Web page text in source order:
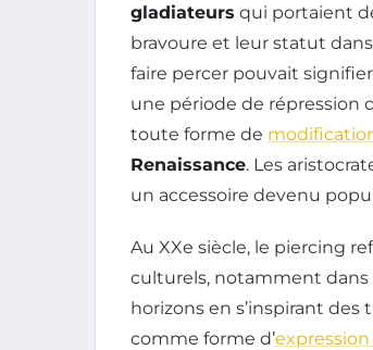
gladiateurs qui portaient
bravoure et leur statut
faire percer pouvait
une période de répression
toute forme de
Renaissance. Les
un accessoire devenu
Au XXe siècle, le piercing
culturels, notamment dans
horizons en s’inspirant des
comme forme d’